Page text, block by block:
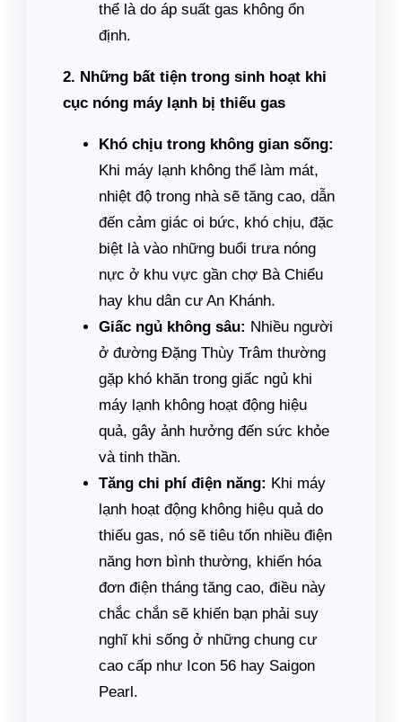
thể là do áp suất gas không ổn
định.
2. Những bất tiện trong sinh hoạt khi
cục nóng máy lạnh bị thiếu gas
Khó chịu trong không gian sống:
Khi máy lạnh không thể làm mát,
nhiệt độ trong nhà sẽ tăng cao, dẫn
đến cảm giác oi bức, khó chịu, đặc
biệt là vào những buổi trưa nóng
nực ở khu vực gần chợ Bà Chiểu
hay khu dân cư An Khánh.
Giấc ngủ không sâu: Nhiều người
ở đường Đặng Thùy Trâm thường
gặp khó khăn trong giấc ngủ khi
máy lạnh không hoạt động hiệu
quả, gây ảnh hưởng đến sức khỏe
và tinh thần.
Tăng chi phí điện năng: Khi máy
lạnh hoạt động không hiệu quả do
thiếu gas, nó sẽ tiêu tốn nhiều điện
năng hơn bình thường, khiến hóa
đơn điện tháng tăng cao, điều này
chắc chắn sẽ khiến bạn phải suy
nghĩ khi sống ở những chung cư
cao cấp như Icon 56 hay Saigon
Pearl.